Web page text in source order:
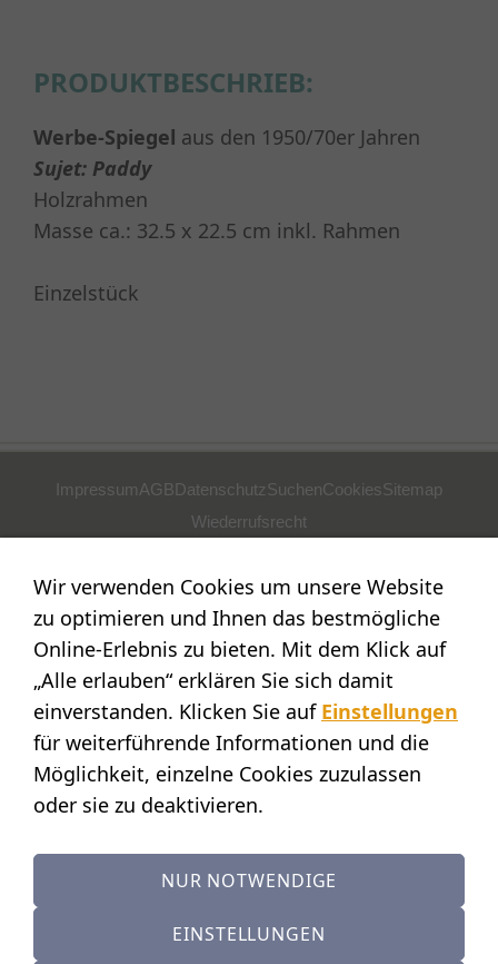
PRODUKTBESCHRIEB:
Werbe-Spiegel aus den 1950/70er Jahren
Sujet: Paddy
Holzrahmen
Masse ca.: 32.5 x 22.5 cm inkl. Rahmen
Einzelstück
ImpressumAGBDatenschutzSuchenCookiesSitemap
Wiederrufsrecht
Nostalgie- & Geschenk Shop
Maja Schmid
Luzernerstr. 14
CH-6353 Weggis
SHOWROOM
STANDORT:
Calendariaweg 1
(nur auf Terminvereinbarung)
Wir verwenden Cookies um unsere Website
zu optimieren und Ihnen das bestmögliche
Online-Erlebnis zu bieten. Mit dem Klick auf
„Alle erlauben“ erklären Sie sich damit
einverstanden. Klicken Sie auf Einstellungen
für weiterführende Informationen und die
Möglichkeit, einzelne Cookies zuzulassen
oder sie zu deaktivieren.
NUR NOTWENDIGE
EINSTELLUNGEN